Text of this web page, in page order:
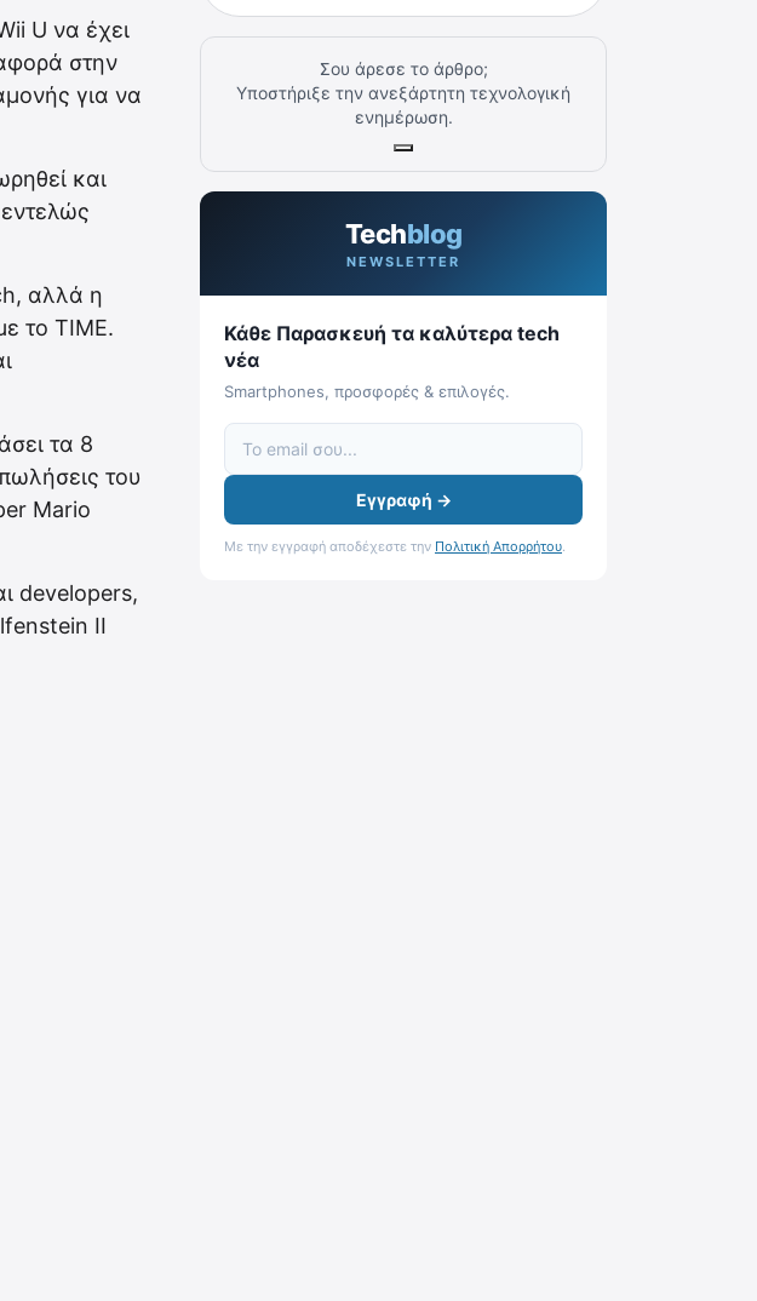
U να έχει
στην
για να
και
αλλά η
το TIME.
τα 8
του
Mario
developers,
II
Σου άρεσε το άρθρο;
Υποστήριξε την ανεξάρτητη τεχνολογική
ενημέρωση.
Techblog
NEWSLETTER
Κάθε Παρασκευή τα καλύτερα tech
νέα
Smartphones, προσφορές & επιλογές.
Εγγραφή →
Με την εγγραφή αποδέχεστε την Πολιτική Απορρήτου.